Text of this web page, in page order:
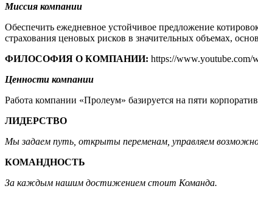
Миссия компании
Обеспечить ежедневное устойчивое предложение
страхования ценовых рисков в значительных объемах,
ФИЛОСОФИЯ О КОМПАНИИ: https://www.youtube.com/
Ценности компании
Работа компании «Пролеум» базируется на пяти
ЛИДЕРСТВО
Мы задаем путь, открыты переменам, управляем
КОМАНДНОСТЬ
За каждым нашим достижением стоит Команда.